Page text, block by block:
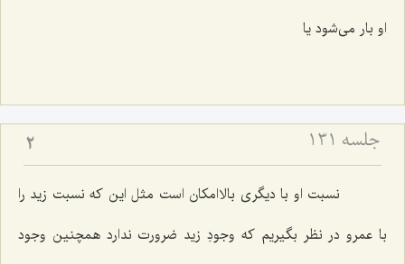
او بار مى‌شود یا
جلسه ۱۳۱ 2
نسبت او با دیگرى بالاامكان است مثل این كه نسبت زید را
با عمرو در نظر بگیریم كه وجودِ زید ضرورت ندارد همچنین وجود